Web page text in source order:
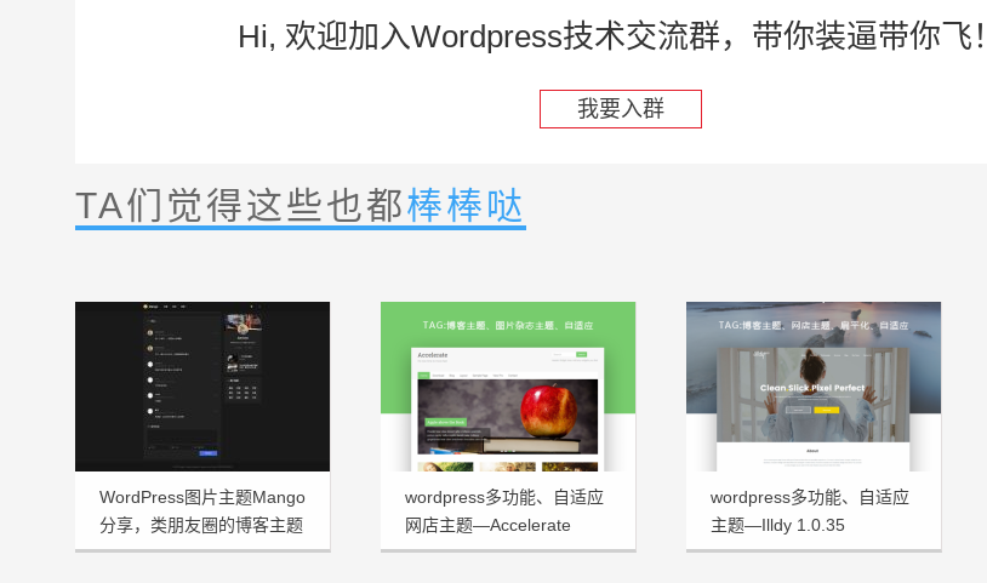
Hi, 欢迎加入Wordpress技术交流群，带你装逼带你飞！
我要入群
TA们觉得这些也都棒棒哒
WordPress图片主题Mango
分享，类朋友圈的博客主题
wordpress多功能、自适应
网店主题—Accelerate
1.3.2
wordpress多功能、自适应
主题—Illdy 1.0.35